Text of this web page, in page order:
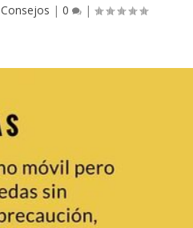
Consejos | 0 |